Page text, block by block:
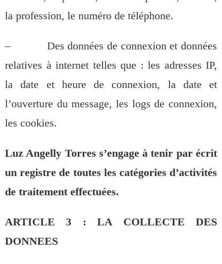
la profession, le numéro de téléphone.
– Des données de connexion et données
relatives à internet telles que : les adresses IP,
la date et heure de connexion, la date et
l’ouverture du message, les logs de connexion,
les cookies.
Luz Angelly Torres s’engage à tenir par écrit
un registre de toutes les catégories d’activités
de traitement effectuées.
ARTICLE 3 : LA COLLECTE DES
DONNEES